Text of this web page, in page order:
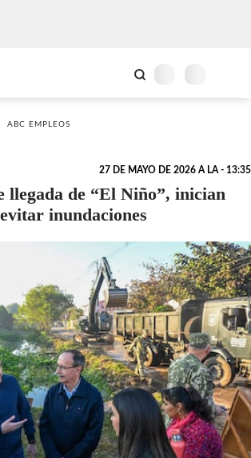
ABC EMPLEOS
27 DE MAYO DE 2026 A LA - 13:35
llegada de “El Niño”, inician
inundaciones